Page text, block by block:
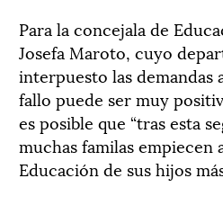
Para la concejala de
Josefa Maroto, cuyo
interpuesto las demandas
fallo puede ser muy
es posible que “tras esta
muchas familas empiecen
Educación de sus hijos